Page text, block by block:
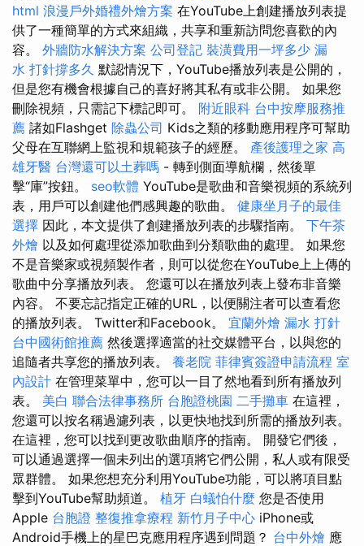
html 浪漫戶外婚禮外燴方案 在YouTube上創建播放列表提
供了一種簡單的方式來組織，共享和重新訪問您喜歡的內
容。 外牆防水解決方案 公司登記 裝潢費用一坪多少 漏
水 打針撐多久 默認情況下，YouTube播放列表是公開的，
但是您有機會根據自己的喜好將其私有或非公開。 如果您
刪除視頻，只需記下標記即可。 附近眼科 台中按摩服務推
薦 諸如Flashget 除蟲公司 Kids之類的移動應用程序可幫助
父母在互聯網上監視和規範孩子的經歷。 產後護理之家 高
雄牙醫 台灣還可以土葬嗎 - 轉到側面導航欄，然後單
擊“庫”按鈕。 seo軟體 YouTube是歌曲和音樂視頻的系統列
表，用戶可以創建他們感興趣的歌曲。 健康坐月子的最佳
選擇 因此，本文提供了創建播放列表的步驟指南。 下午茶
外燴 以及如何處理從添加歌曲到分類歌曲的處理。 如果您
不是音樂家或視頻製作者，則可以從您在YouTube上上傳的
歌曲中分享播放列表。 您還可以在播放列表上發布非音樂
內容。 不要忘記指定正確的URL，以便關注者可以查看您
的播放列表。 Twitter和Facebook。 宜蘭外燴 漏水 打針
台中國術館推薦 然後選擇適當的社交媒體平台，以與您的
追隨者共享您的播放列表。 養老院 菲律賓簽證申請流程 室
內設計 在管理菜單中，您可以一目了然地看到所有播放列
表。 美白 聯合法律事務所 台胞證桃園 二手攤車 在這裡，
您還可以按名稱過濾列表，以更快地找到所需的播放列表。
在這裡，您可以找到更改歌曲順序的指南。 開發它們後，
可以通過選擇一個未列出的選項將它們公開，私人或有限受
眾群體。 如果您想充分利用YouTube功能，可以將項目點
擊到YouTube幫助頻道。 植牙 白蟻怕什麼 您是否使用
Apple 台胞證 整復推拿療程 新竹月子中心 iPhone或
Android手機上的星巴克應用程序遇到問題？ 台中外燴 應